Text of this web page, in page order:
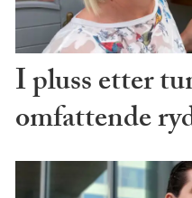
I pluss etter
omfattende